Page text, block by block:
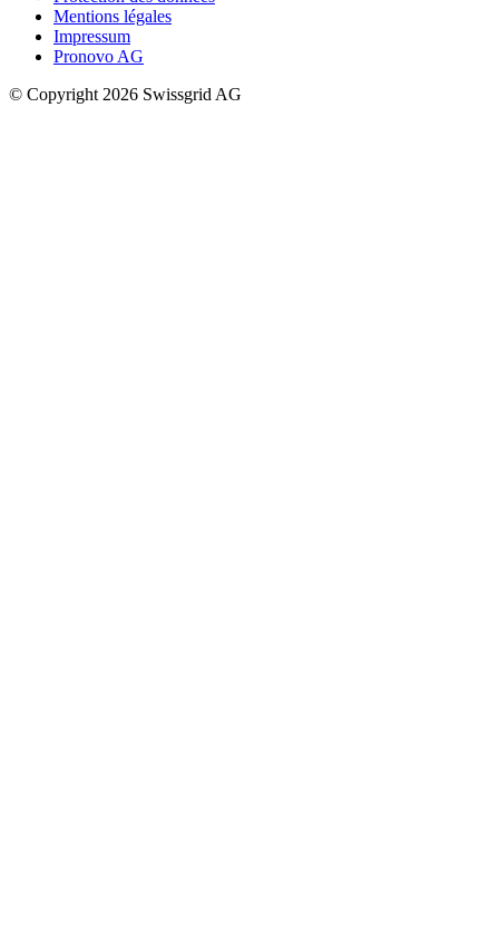
Mentions légales
Impressum
Pronovo AG
© Copyright 2026 Swissgrid AG